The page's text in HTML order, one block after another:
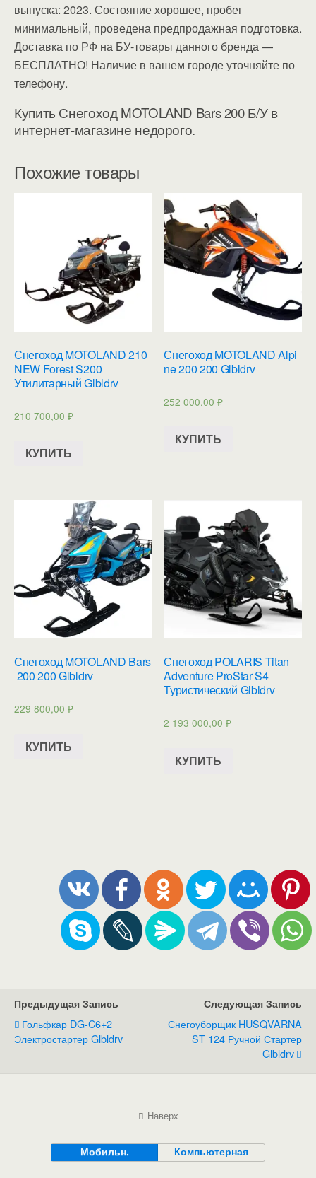
выпуска: 2023. Состояние хорошее, пробег
минимальный, проведена предпродажная подготовка.
Доставка по РФ на БУ-товары данного бренда —
БЕСПЛАТНО! Наличие в вашем городе уточняйте по
телефону.
Купить Снегоход MOTOLAND Bars 200 Б/У в
интернет-магазине недорого.
Похожие товары
Снегоход MOTOLAND 210
NEW Forest S200
Утилитарный Glbldrv
210 700,00 ₽
КУПИТЬ
Снегоход MOTOLAND Alpi
ne 200 200 Glbldrv
252 000,00₽
КУПИТЬ
Снегоход MOTOLAND Bars
200 200 Glbldrv
229 800,00 ₽
КУПИТЬ
Снегоход POLARIS Titan
Adventure ProStar S4
Туристический Glbldrv
2 193 000,00₽
КУПИТЬ
Предыдущая Запись
Гольфкар DG-C6+2
Электростартер Glbldrv
Следующая Запись
Снегоуборщик HUSQVARNA
ST 124 Ручной Стартер
Glbldrv
Наверх
Мобильн. Компьютерная